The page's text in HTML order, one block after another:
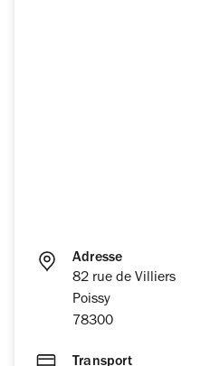
Adresse
82 rue de Villiers
Poissy
78300
Transport